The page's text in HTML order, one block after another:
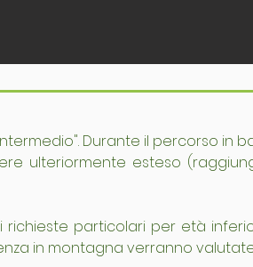
Durante il percorso in
ulteriormente esteso
particolari per età
in montagna verranno